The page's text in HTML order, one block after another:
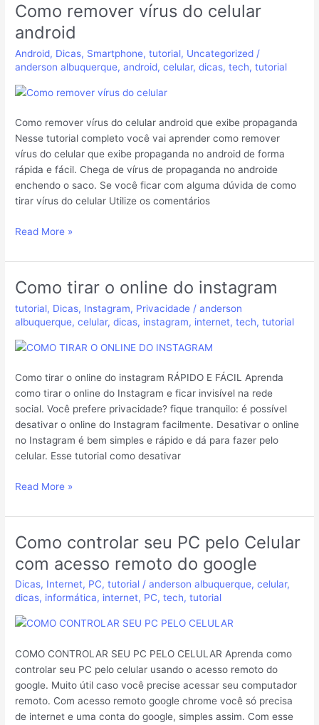
Como remover vírus do celular
android
Android, Dicas, Smartphone,tutorial, Uncategorized /
anderson albuquerque,android,celular,dicas,tech,tutorial
Como remover vírus do celular android que exibe propaganda
Nesse tutorial completo você vai aprender como remover
vírus do celular que exibe propaganda no android de forma
rápida e fácil. Chega de vírus de propaganda no androide
enchendo o saco. Se você ficar com alguma dúvida de como
tirar vírus do celular Utilize os comentários
Como
remover
vírus
do
celular
android
Read More »
Como tirar o online do instagram
tutorial, Dicas, Instagram, Privacidade /anderson
albuquerque,celular,dicas, instagram, internet,tech,tutorial
Como tirar o online do instagram RÁPIDO E FÁCIL Aprenda
como tirar o online do Instagram e ficar invisível na rede
social. Você prefere privacidade? fique tranquilo: é possível
desativar o online do Instagram facilmente. Desativar o online
no Instagram é bem simples e rápido e dá para fazer pelo
celular. Esse tutorial como desativar
Como
o
online
do
Read More »
Como controlar seu PC pelo Celular
com acesso remoto do google
Dicas, Internet, PC,tutorial /anderson albuquerque,celular,
dicas, informática, internet, PC,tech,tutorial
COMO CONTROLAR SEU PC PELO CELULAR Aprenda como
controlar seu PC pelo celular usando o acesso remoto do
google. Muito útil caso você precise acessar seu computador
remoto. Com acesso remoto google chrome você só precisa
de internet e uma conta do google, simples assim. Com esse
Como
seu
PC
pelo
Celular
acesso
remoto
google